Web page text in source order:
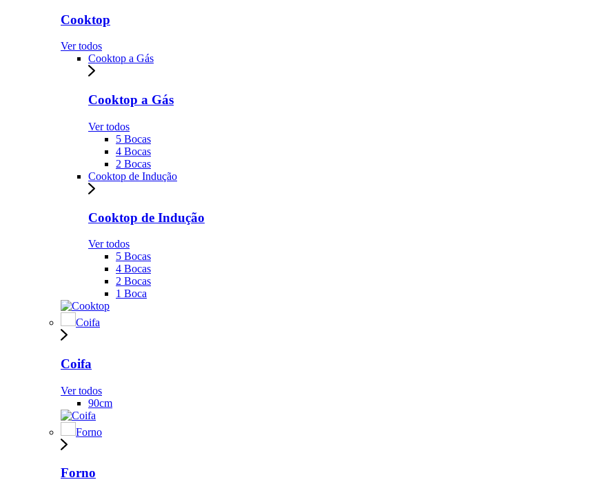
Cooktop
Ver todos
Cooktop a Gás
Cooktop a Gás
Ver todos
5 Bocas
4 Bocas
2 Bocas
Cooktop de Indução
Cooktop de Indução
Ver todos
5 Bocas
4 Bocas
2 Bocas
1 Boca
Coifa
Coifa
Ver todos
90cm
Forno
Forno